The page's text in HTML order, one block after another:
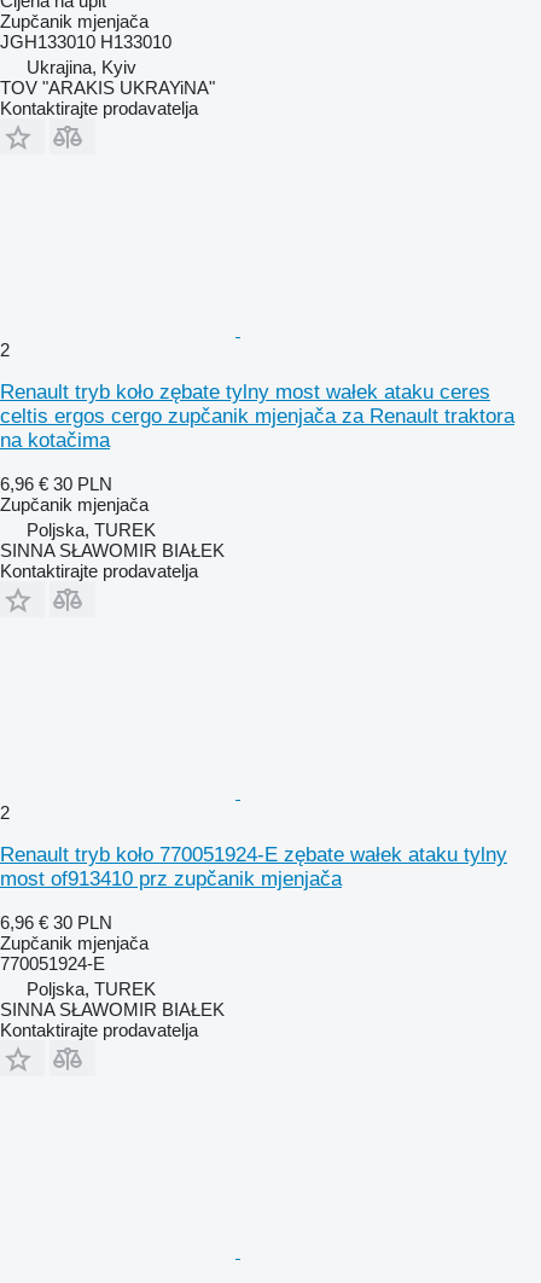
Zupčanik mjenjača
JGH133010 H133010
Ukrajina, Kyiv
TOV "ARAKIS UKRAYiNA"
Kontaktirajte prodavatelja
2
Renault tryb koło zębate tylny most wałek ataku ceres
celtis ergos cergo zupčanik mjenjača za Renault traktora
na kotačima
6,96 € 30 PLN
Zupčanik mjenjača
Poljska, TUREK
SINNA SŁAWOMIR BIAŁEK
Kontaktirajte prodavatelja
2
Renault tryb koło 770051924-E zębate wałek ataku tylny
most of913410 prz zupčanik mjenjača
6,96 € 30 PLN
Zupčanik mjenjača
770051924-E
Poljska, TUREK
SINNA SŁAWOMIR BIAŁEK
Kontaktirajte prodavatelja